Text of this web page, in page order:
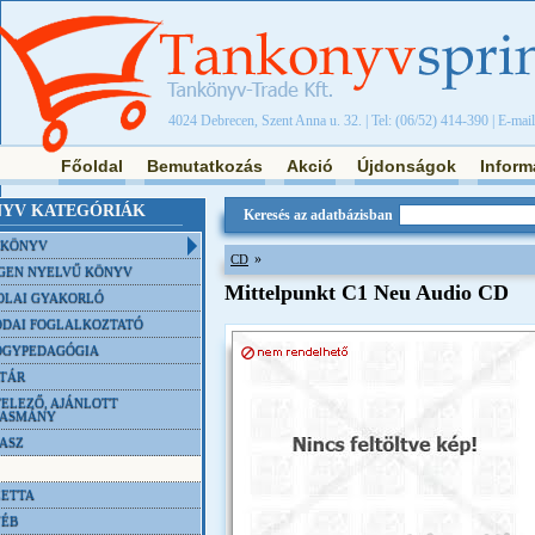
4024 Debrecen, Szent Anna u. 32. | Tel: (06/52) 414-390 | E-
Főoldal Bemutatkozás Akció Újdonságok
KATEGÓRIÁK
NYELVŰ KÖNYV
GYAKORLÓ
FOGLALKOZTATÓ
AJÁNLOTT
Keresés az adatbázisban
CD »
Mittelpunkt C1 Neu Audio CD